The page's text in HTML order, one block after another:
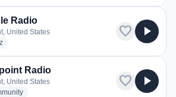
Radio
United States
radio stations
favorite play_arrow
Radio
United States
radio stations
favorite play_arrow